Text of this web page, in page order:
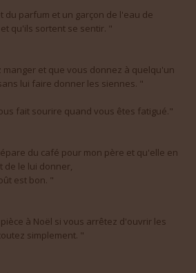
qu'ils sortent se sentir. "
manger et que vous donnez à quelqu'un
lui faire donner les siennes. "
fait sourire quand vous êtes fatigué."
du café pour mon père et qu'elle en
de le lui donner,
est bon. "
à Noël si vous arrêtez d'ouvrir les
simplement. "
mieux aimer,